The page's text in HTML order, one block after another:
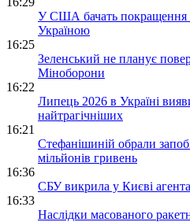
У США бачать покращення
Україною
16:25
Зеленський не планує
Міноборони
16:22
Липець 2026 в Україні
найтрагічніших
16:21
Стефанішиній обрали
мільйонів гривень
16:36
СБУ викрила у Києві
16:33
Наслідки масованого